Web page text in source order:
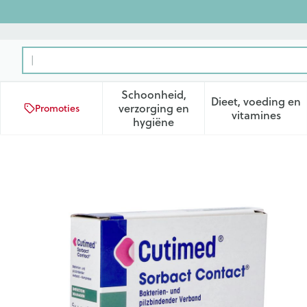
Product, merk, categorie...
Promoties
Schoonheid,
verzorging en
hygiëneToon submenu voor
Dieet, voeding en
vitamines
Toon
Cutimed Sorbact Contact